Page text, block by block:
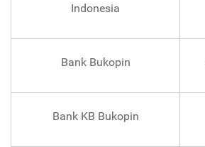
Indonesia
Bank Bukopin
Bank KB Bukopin